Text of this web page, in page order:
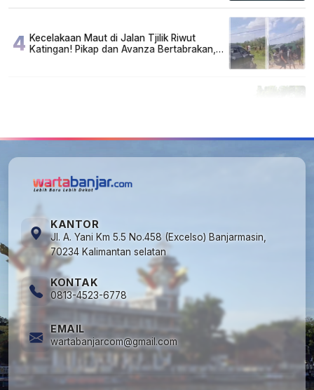
4 Kecelakaan Maut di Jalan Tjilik Riwut
Katingan! Pikap dan Avanza Bertabrakan,
KANTOR
Jl. A. Yani Km 5.5 No.458 (Excelso) Banjarmasin,
70234 Kalimantan selatan
KONTAK
0813-4523-6778
EMAIL
wartabanjarcom@gmail.com